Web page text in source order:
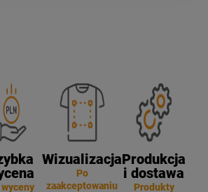
wyceny
Wizualizacja
Po
zaakceptowaniu
Produkcja
i dostawa
Produkty